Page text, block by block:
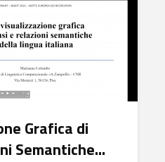
Grafica di
Semantiche...